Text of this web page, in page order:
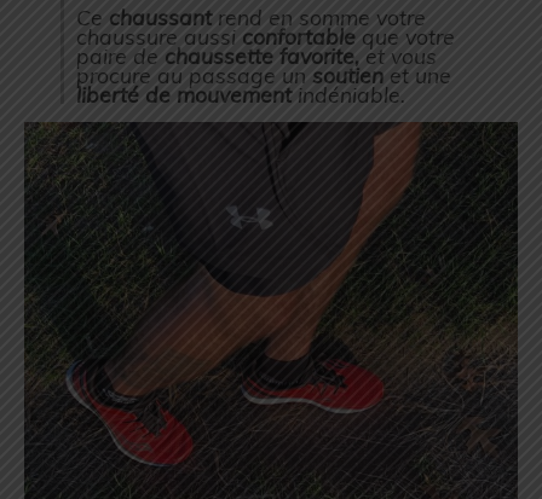
Ce chaussantrend en somme votre
chaussure aussi confortable que votre
paire de chaussette favorite, et vous
procure au passage un soutien et une
liberté de mouvementindéniable.